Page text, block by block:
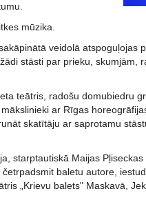
mūzika.
veidolā atspoguļojas
stāsti par prieku, skumjām,
teātris, radošu domubiedru
ar Rīgas
skatītāju ar saprotamu
starptautiskā Maijas
baletu autore,
„Krievu balets" Maskavā,